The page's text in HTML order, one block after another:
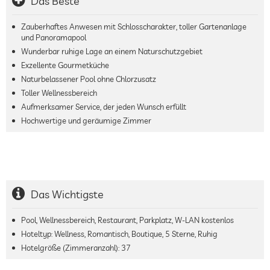
Zauberhaftes Anwesen mit Schlosscharakter, toller Gartenanlage
und Panoramapool
Wunderbar ruhige Lage an einem Naturschutzgebiet
Exzellente Gourmetküche
Naturbelassener Pool ohne Chlorzusatz
Toller Wellnessbereich
Aufmerksamer Service, der jeden Wunsch erfüllt
Hochwertige und geräumige Zimmer
Das Wichtigste
Pool, Wellnessbereich, Restaurant, Parkplatz, W-LAN kostenlos
Hoteltyp: Wellness, Romantisch, Boutique, 5 Sterne, Ruhig
Hotelgröße (Zimmeranzahl): 37